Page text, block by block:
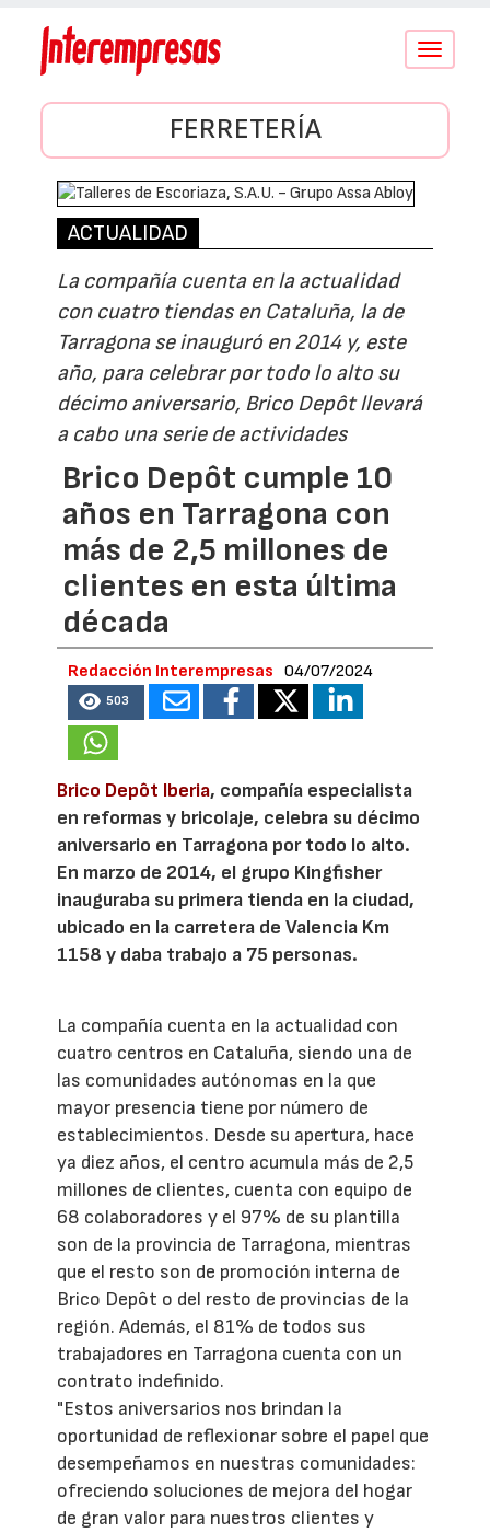
Conmutar
FERRETERÍA
ACTUALIDAD
La compañía cuenta en la actualidad
con cuatro tiendas en Cataluña, la de
Tarragona se inauguró en 2014 y, este
año, para celebrar por todo lo alto su
décimo aniversario, Brico Depôt llevará
a cabo una serie de actividades
Brico Depôt cumple 10
años en Tarragona con
más de 2,5 millones de
clientes en esta última
década
Redacción Interempresas 04/07/2024
503
Brico Depôt Iberia, compañía especialista
en reformas y bricolaje, celebra su décimo
aniversario en Tarragona por todo lo alto.
En marzo de 2014, el grupo Kingfisher
inauguraba su primera tienda en la ciudad,
ubicado en la carretera de Valencia Km
1158 y daba trabajo a 75 personas.
La compañía cuenta en la actualidad con
cuatro centros en Cataluña, siendo una de
las comunidades autónomas en la que
mayor presencia tiene por número de
establecimientos. Desde su apertura, hace
ya diez años, el centro acumula más de 2,5
millones de clientes, cuenta con equipo de
68 colaboradores y el 97% de su plantilla
son de la provincia de Tarragona, mientras
que el resto son de promoción interna de
Brico Depôt o del resto de provincias de la
región. Además, el 81% de todos sus
trabajadores en Tarragona cuenta con un
contrato indefinido.
"Estos aniversarios nos brindan la
oportunidad de reflexionar sobre el papel que
desempeñamos en nuestras comunidades:
ofreciendo soluciones de mejora del hogar
de gran valor para nuestros clientes y